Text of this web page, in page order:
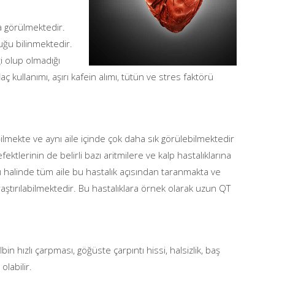
görülmektedir.
bilinmektedir.
olmadığı
kullanımı, aşırı kafein alımı, tütün ve stres faktörü
ve aynı aile içinde çok daha sık görülebilmektedir
de belirli bazı aritmilere ve kalp hastalıklarına
tüm aile bu hastalık açısından taranmakta ve
Bu hastalıklara örnek olarak uzun QT
hızlı çarpması, göğüste çarpıntı hissi, halsizlik, baş
olabilir.